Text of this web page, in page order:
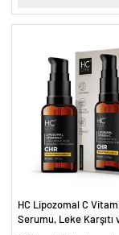
HC Lipozomal C
Serumu, Leke Karşıtı